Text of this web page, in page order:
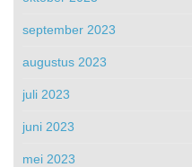
september 2023
augustus 2023
juli 2023
juni 2023
mei 2023